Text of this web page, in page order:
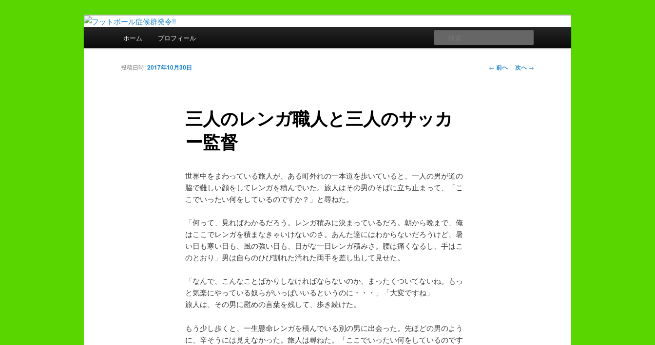
フットボール症候群発令!!
プレーヤー48年・監督30年のおやじが勝手にサッカーの事書いています。
索
ホーム プロフィール
投
← 前へ 次へ→
三人のレンガ職人と三人のサッカ
ー監督
投稿日時:2017年10月30日
世界中をまわっている旅人が、ある町外れの一本道を歩いていると、一人の男が道の
脇で難しい顔をしてレンガを積んでいた。旅人はその男のそばに立ち止まって、「こ
こでいったい何をしているのですか？」と尋ねた。
「何って、見ればわかるだろう。レンガ積みに決まっているだろ。朝から晩まで、俺
はここでレンガを積まなきゃいけないのさ。あんた達にはわからないだろうけど、暑
い日も寒い日も、風の強い日も、日がな一日レンガ積みさ。腰は痛くなるし、手はこ
のとおり」男は自らのひび割れた汚れた両手を差し出して見せた。
「なんで、こんなことばかりしなければならないのか、まったくついてないね。もっ
と気楽にやっている奴らがいっぱいいるというのに・・・」「大変ですね」
旅人は、その男に慰めの言葉を残して、歩き続けた。
もう少し歩くと、一生懸命レンガを積んでいる別の男に出会った。先ほどの男のよう
に、辛そうには見えなかった。旅人は尋ねた。「ここでいったい何をしているのです